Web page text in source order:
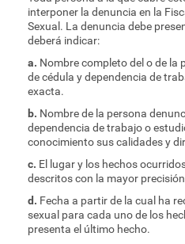
interponer la denuncia en la
Sexual. La denuncia debe
deberá indicar:
a. Nombre completo del o de la
de cédula y dependencia de
exacta.
b. Nombre de la persona
dependencia de trabajo o
conocimiento sus calidades y
c. El lugar y los hechos
descritos con la mayor
d. Fecha a partir de la cual ha
sexual para cada uno de los
presenta el último hecho.